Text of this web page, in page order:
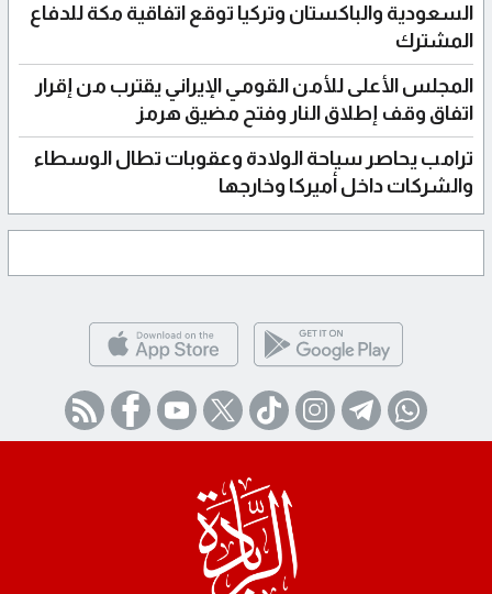
السعودية والباكستان وتركيا توقع اتفاقية مكة للدفاع
المشترك
المجلس الأعلى للأمن القومي الإيراني يقترب من إقرار
اتفاق وقف إطلاق النار وفتح مضيق هرمز
ترامب يحاصر سياحة الولادة وعقوبات تطال الوسطاء
والشركات داخل أميركا وخارجها